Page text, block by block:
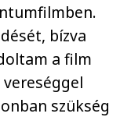
bízva
a film
szükség